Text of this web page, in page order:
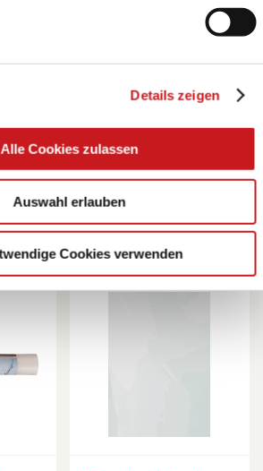
Details zeigen
Alle Cookies zulassen
Auswahl erlauben
Cookies verwenden
Fensterfolie |
35×50 cm, klar
Heyda